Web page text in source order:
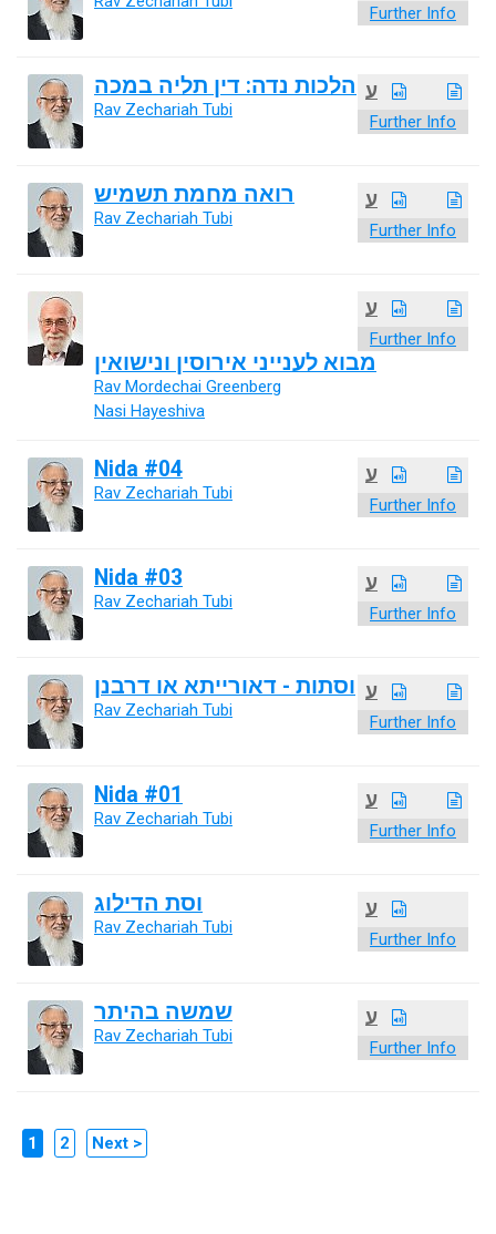
Further Info
ע
Further Info
הלכות נדה: דין תליה במכה
Rav Zechariah Tubi
ע
Further Info
רואה מחמת תשמיש
Rav Zechariah Tubi
ע
Further Info
מבוא לענייני אירוסין ונישואין
Rav Mordechai Greenberg
Nasi Hayeshiva
ע
Further Info
Nida #04
Rav Zechariah Tubi
ע
Further Info
Nida #03
Rav Zechariah Tubi
ע
Further Info
וסתות - דאורייתא או דרבנן
Rav Zechariah Tubi
ע
Further Info
Nida #01
Rav Zechariah Tubi
ע
Further Info
וסת הדילוג
Rav Zechariah Tubi
ע
Further Info
שמשה בהיתר
Rav Zechariah Tubi
1 2 Next >